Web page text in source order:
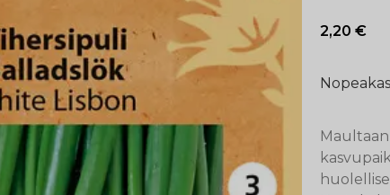
2,20 €